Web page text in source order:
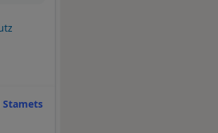
Stamets